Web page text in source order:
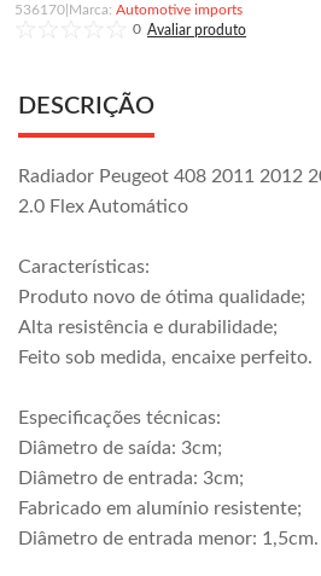
536170
Automotive imports
0
DESCRIÇÃO
Radiador Peugeot 408 2011 2012
2.0 Flex Automático
Características:
Produto novo de ótima qualidade;
Alta resistência e durabilidade;
Feito sob medida, encaixe perfeito.
Especificações técnicas:
Diâmetro de saída: 3cm;
Diâmetro de entrada: 3cm;
Fabricado em alumínio resistente;
Diâmetro de entrada menor: 1,5cm.